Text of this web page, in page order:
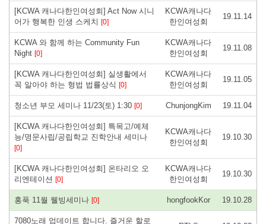
[KCWA 캐나다한인여성회] Act Now 시니
어가 행복한 인생 스케치 [0]
KCWA캐나다
한인여성회
19.11.14
KCWA 와 함께 하는 Community Fun
Night [0]
KCWA캐나다
한인여성회
19.11.08
[KCWA 캐나다한인여성회] 실생활에서
꼭 알아야 하는 형법 법률상식 [0]
KCWA캐나다
한인여성회
19.11.05
청소년 부모 세미나 11/23(토) 1:30 [0] ChunjongKim 19.11.04
[KCWA 캐나다한인여성회] 특목고/예체
능/명문사립/공립학교 진학안내 세미나
[0]
KCWA캐나다
한인여성회
19.10.30
[KCWA 캐나다한인여성회] 온타리오 오
리엔테이션 [0]
KCWA캐나다
한인여성회
19.10.30
홍푹 11월 웰빙세미나 [0] hongfookKor 19.10.28
7080노래 업데이트 합니다. 즐거운 할로